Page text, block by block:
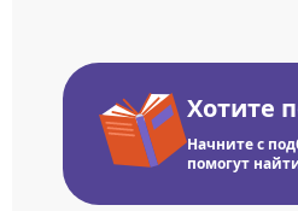
Хотите
Начните с
помогут